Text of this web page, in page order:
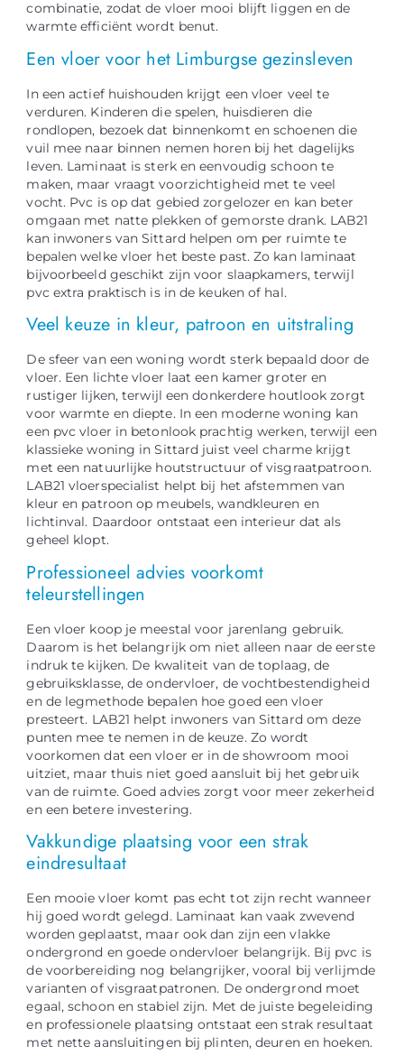
combinatie, zodat de vloer mooi blijft liggen en de
warmte efficiënt wordt benut.
Een vloer voor het Limburgse gezinsleven
In een actief huishouden krijgt een vloer veel te
verduren. Kinderen die spelen, huisdieren die
rondlopen, bezoek dat binnenkomt en schoenen die
vuil mee naar binnen nemen horen bij het dagelijks
leven. Laminaat is sterk en eenvoudig schoon te
maken, maar vraagt voorzichtigheid met te veel
vocht. Pvc is op dat gebied zorgelozer en kan beter
omgaan met natte plekken of gemorste drank. LAB21
kan inwoners van Sittard helpen om per ruimte te
bepalen welke vloer het beste past. Zo kan laminaat
bijvoorbeeld geschikt zijn voor slaapkamers, terwijl
pvc extra praktisch is in de keuken of hal.
Veel keuze in kleur, patroon en uitstraling
De sfeer van een woning wordt sterk bepaald door de
vloer. Een lichte vloer laat een kamer groter en
rustiger lijken, terwijl een donkerdere houtlook zorgt
voor warmte en diepte. In een moderne woning kan
een pvc vloer in betonlook prachtig werken, terwijl een
klassieke woning in Sittard juist veel charme krijgt
met een natuurlijke houtstructuur of visgraatpatroon.
LAB21 vloerspecialist helpt bij het afstemmen van
kleur en patroon op meubels, wandkleuren en
lichtinval. Daardoor ontstaat een interieur dat als
geheel klopt.
Professioneel advies voorkomt
teleurstellingen
Een vloer koop je meestal voor jarenlang gebruik.
Daarom is het belangrijk om niet alleen naar de eerste
indruk te kijken. De kwaliteit van de toplaag, de
gebruiksklasse, de ondervloer, de vochtbestendigheid
en de legmethode bepalen hoe goed een vloer
presteert. LAB21 helpt inwoners van Sittard om deze
punten mee te nemen in de keuze. Zo wordt
voorkomen dat een vloer er in de showroom mooi
uitziet, maar thuis niet goed aansluit bij het gebruik
van de ruimte. Goed advies zorgt voor meer zekerheid
en een betere investering.
Vakkundige plaatsing voor een strak
eindresultaat
Een mooie vloer komt pas echt tot zijn recht wanneer
hij goed wordt gelegd. Laminaat kan vaak zwevend
worden geplaatst, maar ook dan zijn een vlakke
ondergrond en goede ondervloer belangrijk. Bij pvc is
de voorbereiding nog belangrijker, vooral bij verlijmde
varianten of visgraatpatronen. De ondergrond moet
egaal, schoon en stabiel zijn. Met de juiste begeleiding
en professionele plaatsing ontstaat een strak resultaat
met nette aansluitingen bij plinten, deuren en hoeken.